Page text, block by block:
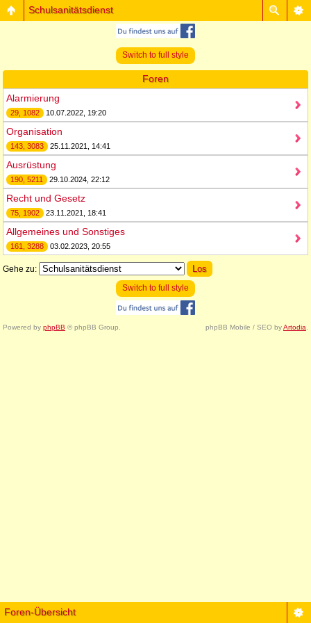
Schulsanitätsdienst
Switch to full style
Foren
Alarmierung
29, 1082 10.07.2022, 19:20
Organisation
143, 3083 25.11.2021, 14:41
Ausrüstung
190, 5211 29.10.2024, 22:12
Recht und Gesetz
75, 1902 23.11.2021, 18:41
Allgemeines und Sonstiges
161, 3288 03.02.2023, 20:55
Gehe zu:
Switch to full style
Powered by phpBB © phpBB Group. phpBB Mobile / SEO byArtodia
Foren-Übersicht